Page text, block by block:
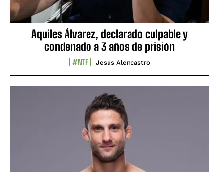
Aquiles Álvarez, declarado culpable y
condenado a 3 años de prisión
#NTF Jesús Alencastro